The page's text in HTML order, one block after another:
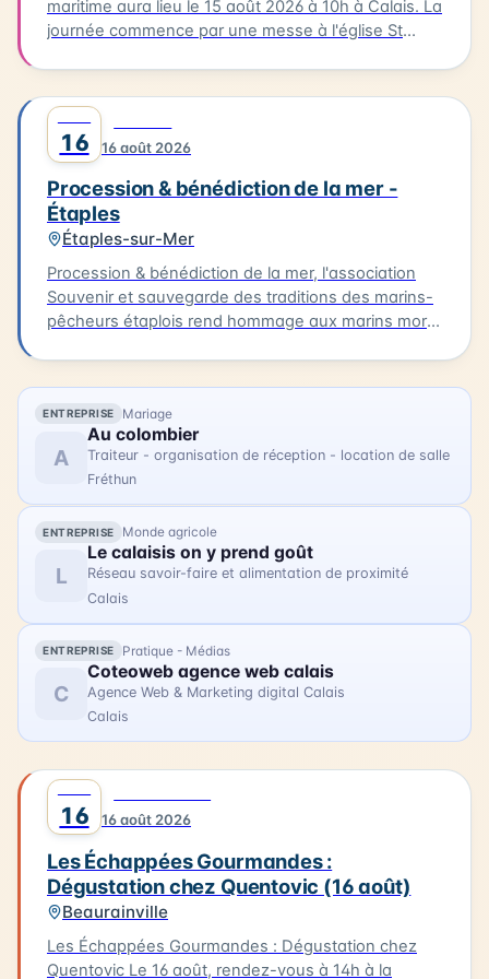
maritime aura lieu le 15 août 2026 à 10h à Calais. La
journée commence par une messe à l'église St
pourrez découvrir des animations, des restaurants
proposant des plats à base de produits de la mer,
des joutes nautiques et des concerts. Accédez
librement au quartier du Courgain maritime pour
découvrir ces animations et profiter de la journée.
16 16 août 2026
Procession & bénédiction de la mer -
Étaples
Étaples-sur-Mer
Procession & bénédiction de la mer, l'association
Souvenir et sauvegarde des traditions des marins-
pêcheurs étaplois rend hommage aux marins morts
Calvaire des marins. Elle est suivie d'un office
religieux à partir de 11h et à 14h, d'un dépôt de
gerbe en mer. Accès libre.
ENTREPRISE Mariage
A
Au colombier
Traiteur - organisation de réception - location de salle
Fréthun
ENTREPRISE Monde agricole
L
Le calaisis on y prend goût
Réseau savoir-faire et alimentation de proximité
Calais
ENTREPRISE Pratique - Médias
C
Coteoweb agence web calais
Agence Web & Marketing digital Calais
Calais
16 16 août 2026
Les Échappées Gourmandes :
Dégustation chez Quentovic (16 août)
Beaurainville
Les Échappées Gourmandes : Dégustation chez
Quentovic Le 16 août, rendez-vous à 14h à la